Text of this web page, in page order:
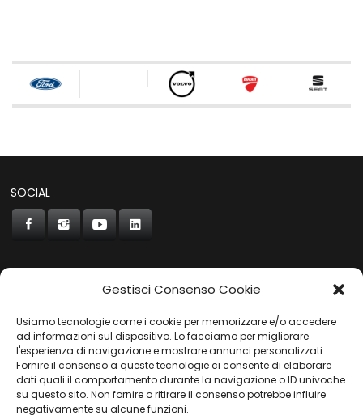
Gestisci Consenso Cookie
Usiamo tecnologie come i cookie per memorizzare e/o accedere
ad informazioni sul dispositivo. Lo facciamo per migliorare
l'esperienza di navigazione e mostrare annunci personalizzati.
Fornire il consenso a queste tecnologie ci consente di elaborare
dati quali il comportamento durante la navigazione o ID univoche
su questo sito. Non fornire o ritirare il consenso potrebbe influire
negativamente su alcune funzioni.
SOCIAL
CONCORDE
AUTOCHIAVARI
Gruppo Carfin SPA |P.IVA: 03859710109 |Sede Legale:
Via L. Perini 50 - 16152 Genova | © 2025